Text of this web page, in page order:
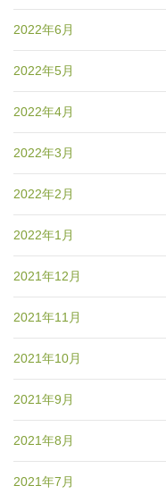
2022年6月
2022年5月
2022年4月
2022年3月
2022年2月
2022年1月
2021年12月
2021年11月
2021年10月
2021年9月
2021年8月
2021年7月